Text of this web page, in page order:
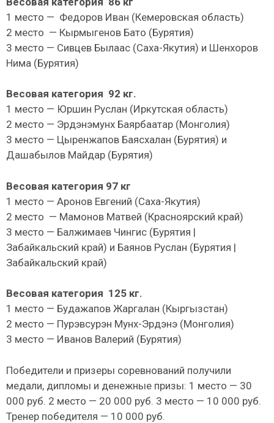
1 место — Федоров Иван (Кемеровская область)
2 место — Кырмыгенов Бато (Бурятия)
3 место — Сивцев Былаас (Саха-Якутия) и Шенхоров
Нима (Бурятия)
Весовая категория 92 кг.
1 место — Юршин Руслан (Иркутская область)
2 место — Эрдэнэмунх Баярбаатар (Монголия)
3 место — Цыренжапов Баясхалан (Бурятия) и
Дашабылов Майдар (Бурятия)
Весовая категория 97 кг
1 место — Аронов Евгений (Саха-Якутия)
2 место — Мамонов Матвей (Красноярский край)
3 место — Балжимаев Чингис (Бурятия |
Забайкальский край) и Баянов Руслан (Бурятия |
Забайкальский край)
Весовая категория 125 кг.
1 место — Будажапов Жаргалан (Кыргызстан)
2 место — Пурэвсурэн Мунх-Эрдэнэ (Монголия)
3 место — Иванов Валерий (Бурятия)
Победители и призеры соревнований получили
медали, дипломы и денежные призы: 1 место — 30
000 руб. 2 место — 20 000 руб. 3 место — 10 000 руб.
Тренер победителя — 10 000 руб.